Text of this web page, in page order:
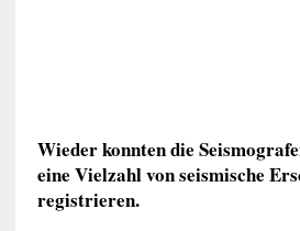
Wieder konnten die
eine Vielzahl von seismische
registrieren.